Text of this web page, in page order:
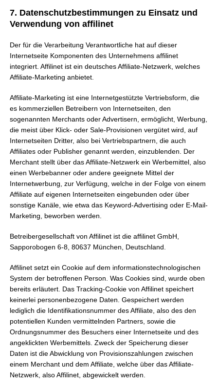
7. Datenschutzbestimmungen zu Einsatz und
Verwendung von affilinet
Der für die Verarbeitung Verantwortliche hat auf dieser
Internetseite Komponenten des Unternehmens affilinet
integriert. Affilinet ist ein deutsches Affiliate-Netzwerk, welches
Affiliate-Marketing anbietet.
Affiliate-Marketing ist eine Internetgestützte Vertriebsform, die
es kommerziellen Betreibern von Internetseiten, den
sogenannten Merchants oder Advertisern, ermöglicht, Werbung,
die meist über Klick- oder Sale-Provisionen vergütet wird, auf
Internetseiten Dritter, also bei Vertriebspartnern, die auch
Affiliates oder Publisher genannt werden, einzublenden. Der
Merchant stellt über das Affiliate-Netzwerk ein Werbemittel, also
einen Werbebanner oder andere geeignete Mittel der
Internetwerbung, zur Verfügung, welche in der Folge von einem
Affiliate auf eigenen Internetseiten eingebunden oder über
sonstige Kanäle, wie etwa das Keyword-Advertising oder E-Mail-
Marketing, beworben werden.
Betreibergesellschaft von Affilinet ist die affilinet GmbH,
Sapporobogen 6-8, 80637 München, Deutschland.
Affilinet setzt ein Cookie auf dem informationstechnologischen
System der betroffenen Person. Was Cookies sind, wurde oben
bereits erläutert. Das Tracking-Cookie von Affilinet speichert
keinerlei personenbezogene Daten. Gespeichert werden
lediglich die Identifikationsnummer des Affiliate, also des den
potentiellen Kunden vermittelnden Partners, sowie die
Ordnungsnummer des Besuchers einer Internetseite und des
angeklickten Werbemittels. Zweck der Speicherung dieser
Daten ist die Abwicklung von Provisionszahlungen zwischen
einem Merchant und dem Affiliate, welche über das Affiliate-
Netzwerk, also Affilinet, abgewickelt werden.